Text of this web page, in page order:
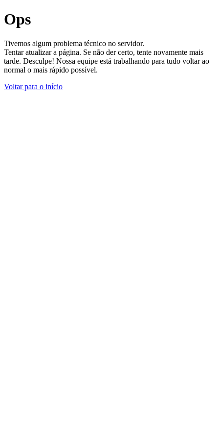
Ops
Tivemos algum problema técnico no servidor.
Tentar atualizar a página. Se não der certo, tente novamente mais
tarde. Desculpe! Nossa equipe está trabalhando para tudo voltar ao
normal o mais rápido possível.
Voltar para o início